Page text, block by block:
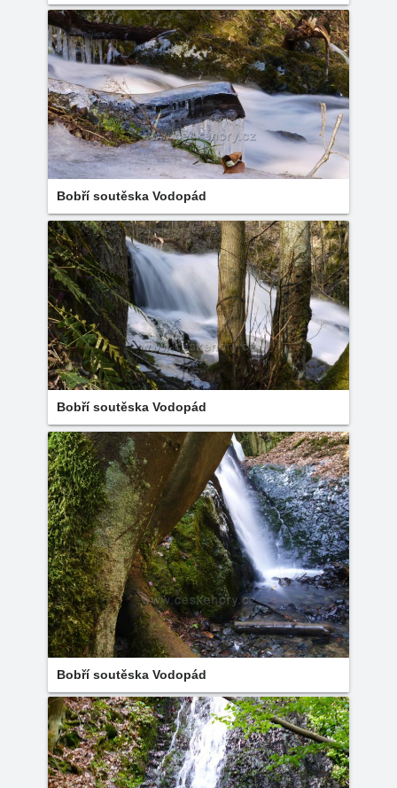
Bobří soutěska Vodopád
Bobří soutěska Vodopád
Bobří soutěska Vodopád